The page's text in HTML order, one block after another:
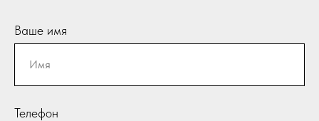
Ваше имя
Телефон